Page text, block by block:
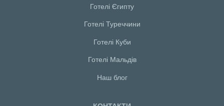
Готелі Єгипту
Готелі Туреччини
Готелі Куби
Готелі Мальдiв
Наш блог